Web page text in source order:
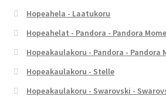
Hopeahela - Laatukoru
Hopeahelat - Pandora - Pandora
Hopeakaulakoru - Pandora - Pandora
Hopeakaulakoru - Stelle
Hopeakaulakoru - Swarovski -